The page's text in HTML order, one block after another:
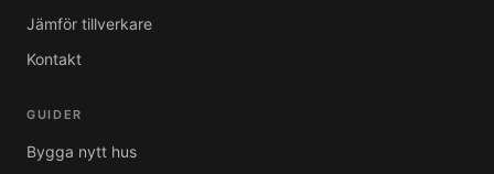
Jämför tillverkare
Kontakt
GUIDER
Bygga nytt hus